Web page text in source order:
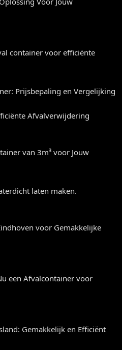
container voor efficiënte
Prijsbepaling en Vergelijking
Afvalverwijdering
van 3m³ voor Jouw
laten maken.
voor Gemakkelijke
een Afvalcontainer voor
Gemakkelijk en Efficiënt